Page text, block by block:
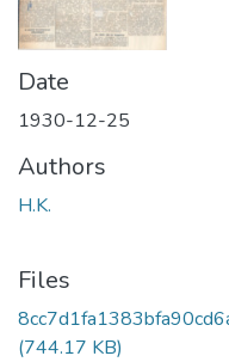
Date
1930-12-25
Authors
H.K.
Files
(744.17 KB)